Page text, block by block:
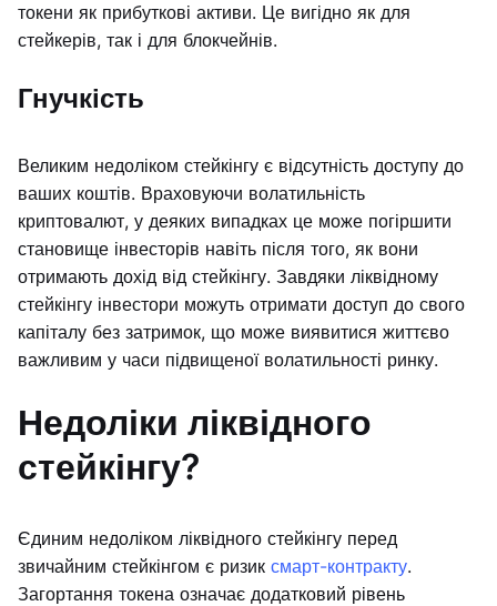
токени як прибуткові активи. Це вигідно як для
стейкерів, так і для блокчейнів.
Гнучкість
Великим недоліком стейкінгу є відсутність доступу до
ваших коштів. Враховуючи волатильність
криптовалют, у деяких випадках це може погіршити
становище інвесторів навіть після того, як вони
отримають дохід від стейкінгу. Завдяки ліквідному
стейкінгу інвестори можуть отримати доступ до свого
капіталу без затримок, що може виявитися життєво
важливим у часи підвищеної волатильності ринку.
Недоліки ліквідного
стейкінгу?
Єдиним недоліком ліквідного стейкінгу перед
звичайним стейкінгом є ризик смарт-контракту.
Загортання токена означає додатковий рівень